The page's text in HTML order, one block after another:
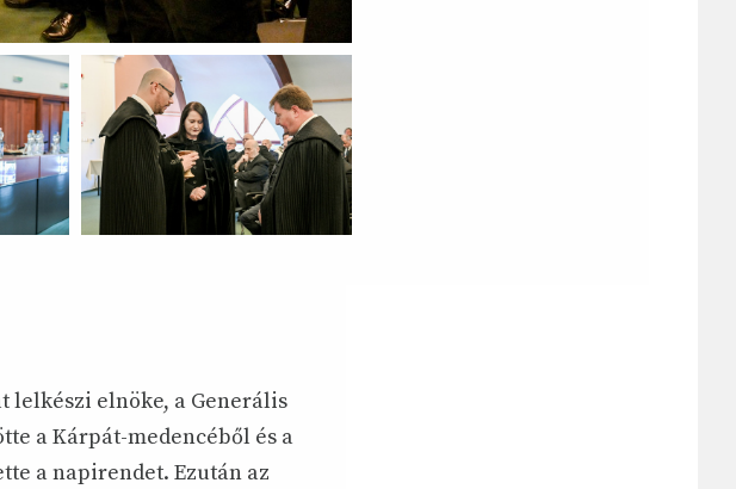
lelkészi elnöke, a Generális
a Kárpát-medencéből és a
a napirendet. Ezután az